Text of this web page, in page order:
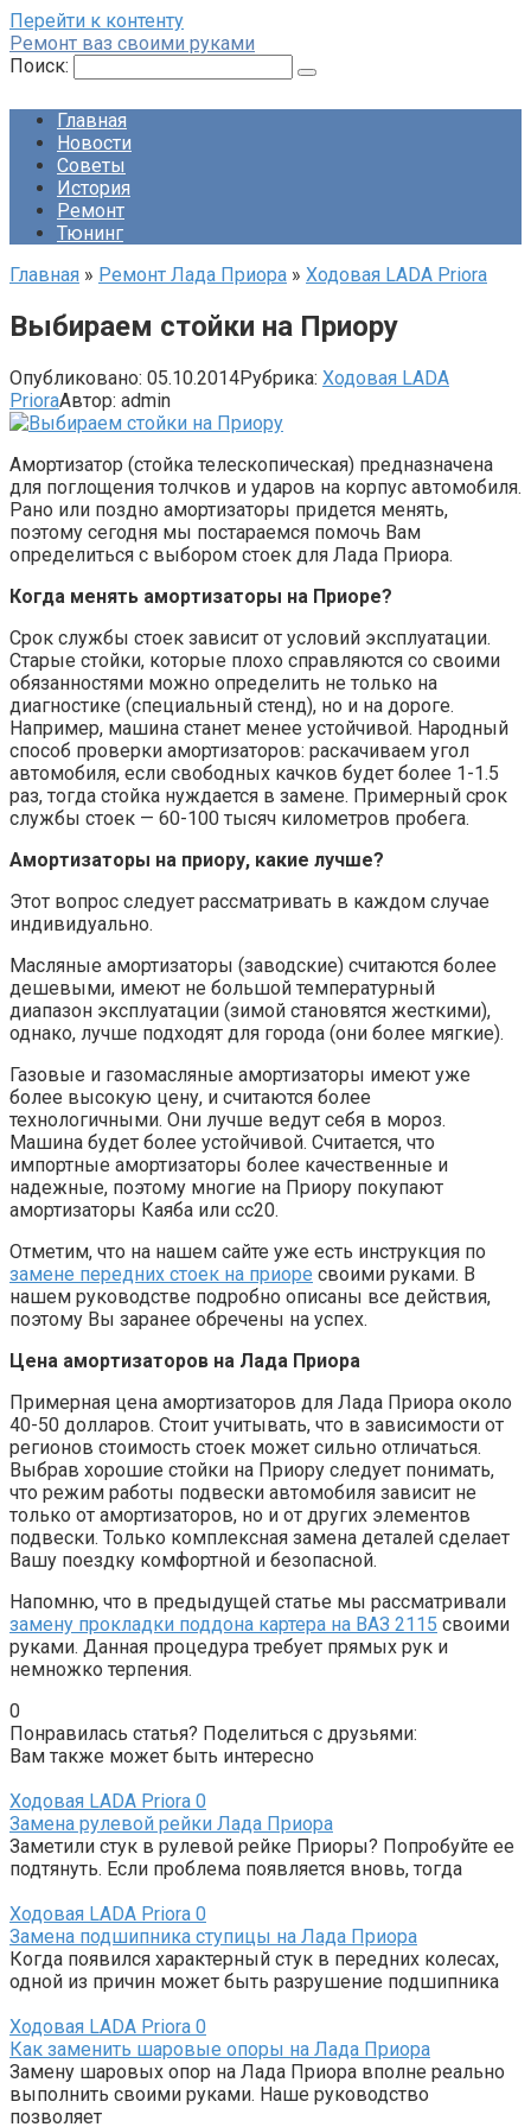
Перейти к контенту
Ремонт ваз своими руками
Поиск:
Главная
Новости
Советы
История
Ремонт
Тюнинг
Главная » Ремонт Лада Приора » Ходовая LADA Priora
Выбираем стойки на Приору
Опубликовано: 05.10.2014Рубрика: Ходовая LADA
PrioraАвтор: admin
Амортизатор (стойка телескопическая) предназначена
для поглощения толчков и ударов на корпус автомобиля.
Рано или поздно амортизаторы придется менять,
поэтому сегодня мы постараемся помочь Вам
определиться с выбором стоек для Лада Приора.
Когда менять амортизаторы на Приоре?
Срок службы стоек зависит от условий эксплуатации.
Старые стойки, которые плохо справляются со своими
обязанностями можно определить не только на
диагностике (специальный стенд), но и на дороге.
Например, машина станет менее устойчивой. Народный
способ проверки амортизаторов: раскачиваем угол
автомобиля, если свободных качков будет более 1-1.5
раз, тогда стойка нуждается в замене. Примерный срок
службы стоек — 60-100 тысяч километров пробега.
Амортизаторы на приору, какие лучше?
Этот вопрос следует рассматривать в каждом случае
индивидуально.
Масляные амортизаторы (заводские) считаются более
дешевыми, имеют не большой температурный
диапазон эксплуатации (зимой становятся жесткими),
однако, лучше подходят для города (они более мягкие).
Газовые и газомасляные амортизаторы имеют уже
более высокую цену, и считаются более
технологичными. Они лучше ведут себя в мороз.
Машина будет более устойчивой. Считается, что
импортные амортизаторы более качественные и
надежные, поэтому многие на Приору покупают
амортизаторы Каяба или сс20.
Отметим, что на нашем сайте уже есть инструкция по
замене передних стоек на приоре своими руками. В
нашем руководстве подробно описаны все действия,
поэтому Вы заранее обречены на успех.
Цена амортизаторов на Лада Приора
Примерная цена амортизаторов для Лада Приора около
40-50 долларов. Стоит учитывать, что в зависимости от
регионов стоимость стоек может сильно отличаться.
Выбрав хорошие стойки на Приору следует понимать,
что режим работы подвески автомобиля зависит не
только от амортизаторов, но и от других элементов
подвески. Только комплексная замена деталей сделает
Вашу поездку комфортной и безопасной.
Напомню, что в предыдущей статье мы рассматривали
замену прокладки поддона картера на ВАЗ 2115 своими
руками. Данная процедура требует прямых рук и
немножко терпения.
0
Понравилась статья? Поделиться с друзьями:
Вам также может быть интересно
Ходовая LADA Priora 0
Замена рулевой рейки Лада Приора
Заметили стук в рулевой рейке Приоры? Попробуйте ее
подтянуть. Если проблема появляется вновь, тогда
Ходовая LADA Priora 0
Замена подшипника ступицы на Лада Приора
Когда появился характерный стук в передних колесах,
одной из причин может быть разрушение подшипника
Ходовая LADA Priora 0
Как заменить шаровые опоры на Лада Приора
Замену шаровых опор на Лада Приора вполне реально
выполнить своими руками. Наше руководство
позволяет